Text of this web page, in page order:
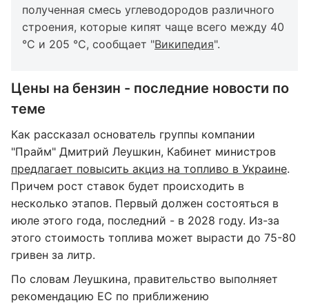
полученная смесь углеводородов различного
строения, которые кипят чаще всего между 40
°C и 205 °C, сообщает "Википедия".
Цены на бензин - последние новости по
теме
Как рассказал основатель группы компании
"Прайм" Дмитрий Леушкин, Кабинет министров
предлагает повысить акциз на топливо в Украине.
Причем рост ставок будет происходить в
несколько этапов. Первый должен состояться в
июле этого года, последний - в 2028 году. Из-за
этого стоимость топлива может вырасти до 75-80
гривен за литр.
По словам Леушкина, правительство выполняет
рекомендацию ЕС по приближению